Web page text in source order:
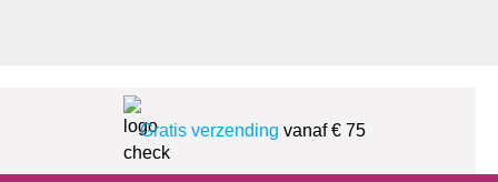
Gratis verzending vanaf € 75